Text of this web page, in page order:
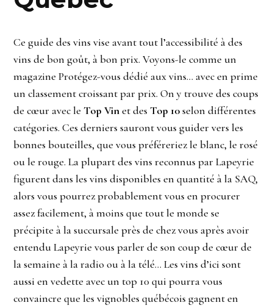
Ce guide des vins vise avant tout l’accessibilité à des
vins de bon goût, à bon prix. Voyons-le comme un
magazine Protégez-vous dédié aux vins… avec en prime
un classement croissant par prix. On y trouve des coups
de cœur avec leTop Vinet des Top 10selon différentes
catégories. Ces derniers sauront vous guider vers les
bonnes bouteilles, que vous préféreriez le blanc, le rosé
ou le rouge. La plupart des vins reconnus par Lapeyrie
figurent dans les vins disponibles en quantité à la SAQ,
alors vous pourrez probablement vous en procurer
assez facilement, à moins que tout le monde se
précipite à la succursale près de chez vous après avoir
entendu Lapeyrie vous parler de son coup de cœur de
la semaine à la radio ou à la télé… Les vins d’ici sont
aussi en vedette avec un top 10 qui pourra vous
convaincre que les vignobles québécois gagnent en